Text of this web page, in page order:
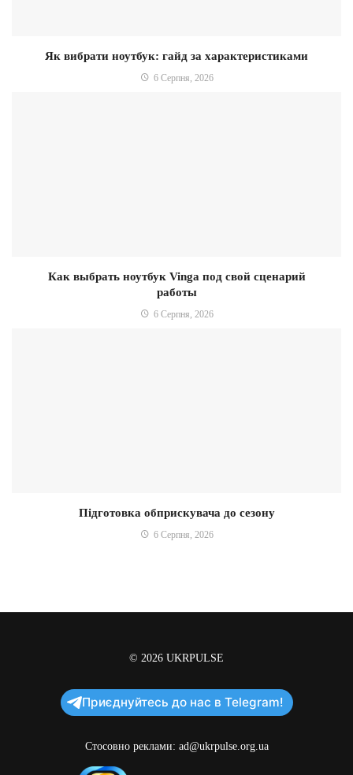
Як вибрати ноутбук: гайд за характеристиками
6 Серпня, 2026
Как выбрать ноутбук Vinga под свой сценарий
работы
6 Серпня, 2026
Підготовка обприскувача до сезону
6 Серпня, 2026
© 2026 UKRPULSE
Приєднуйтесь до нас в Telegram!
Стосовно реклами: ad@ukrpulse.org.ua